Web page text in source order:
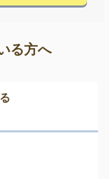
る方へ